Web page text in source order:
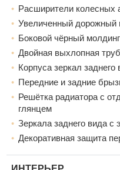
Расширители колесных
Увеличенный дорожный
Боковой чёрный молдинг
Двойная выхлопная
Корпуса зеркал
Передние и задние
Решётка радиатора с
глянцем
Зеркала заднего вида с
Декоративная защита